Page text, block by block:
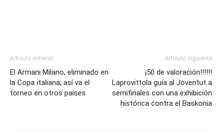
Artículo anterior
El Armani Milano, eliminado en
la Copa italiana; así va el
torneo en otros países
Artículo siguiente
¡50 de valoración!!!!!!
Laprovittola guía al Joventut a
semifinales con una exhibición
histórica contra el Baskonia